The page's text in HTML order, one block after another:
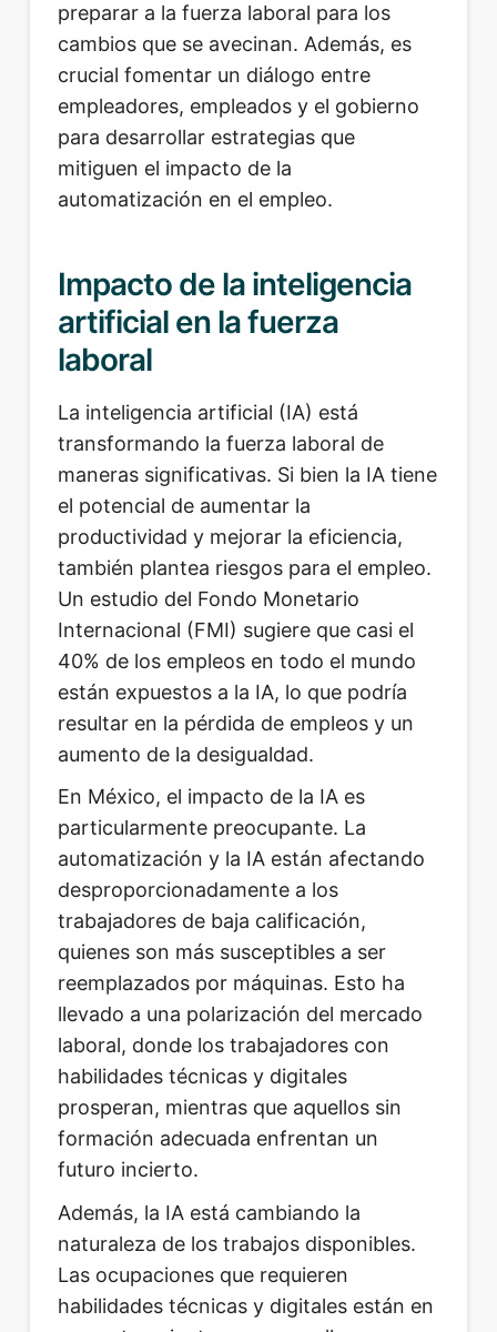
preparar a la fuerza laboral para los
cambios que se avecinan. Además, es
crucial fomentar un diálogo entre
empleadores, empleados y el gobierno
para desarrollar estrategias que
mitiguen el impacto de la
automatización en el empleo.
Impacto de la inteligencia
artificial en la fuerza
laboral
La inteligencia artificial (IA) está
transformando la fuerza laboral de
maneras significativas. Si bien la IA tiene
el potencial de aumentar la
productividad y mejorar la eficiencia,
también plantea riesgos para el empleo.
Un estudio del Fondo Monetario
Internacional (FMI) sugiere que casi el
40% de los empleos en todo el mundo
están expuestos a la IA, lo que podría
resultar en la pérdida de empleos y un
aumento de la desigualdad.
En México, el impacto de la IA es
particularmente preocupante. La
automatización y la IA están afectando
desproporcionadamente a los
trabajadores de baja calificación,
quienes son más susceptibles a ser
reemplazados por máquinas. Esto ha
llevado a una polarización del mercado
laboral, donde los trabajadores con
habilidades técnicas y digitales
prosperan, mientras que aquellos sin
formación adecuada enfrentan un
futuro incierto.
Además, la IA está cambiando la
naturaleza de los trabajos disponibles.
Las ocupaciones que requieren
habilidades técnicas y digitales están en